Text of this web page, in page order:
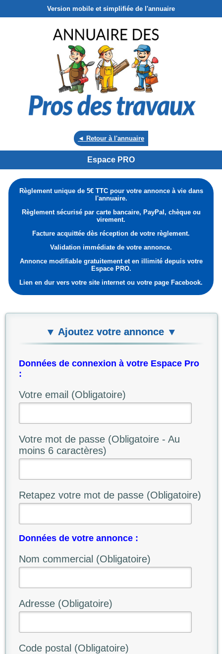
Version mobile et simplifiée de l'annuaire
◄ Retour à l'annuaire
Espace PRO
Règlement unique de 5€ TTC pour votre annonce à vie dans
l'annuaire.
Règlement sécurisé par carte bancaire, PayPal, chèque ou
virement.
Facture acquittée dès réception de votre règlement.
Validation immédiate de votre annonce.
Annonce modifiable gratuitement et en illimité depuis votre
Espace PRO.
Lien en dur vers votre site internet ou votre page Facebook.
▼ Ajoutez votre annonce ▼
Données de connexion à votre Espace Pro
:
Votre email (Obligatoire)
Votre mot de passe (Obligatoire - Au
moins 6 caractères)
Retapez votre mot de passe (Obligatoire)
Données de votre annonce :
Nom commercial (Obligatoire)
Adresse (Obligatoire)
Code postal (Obligatoire)